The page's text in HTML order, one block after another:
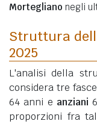
Mortegliano negli
Struttura
2025
L'analisi della
considera tre
64 anni e anziani
proporzioni fra